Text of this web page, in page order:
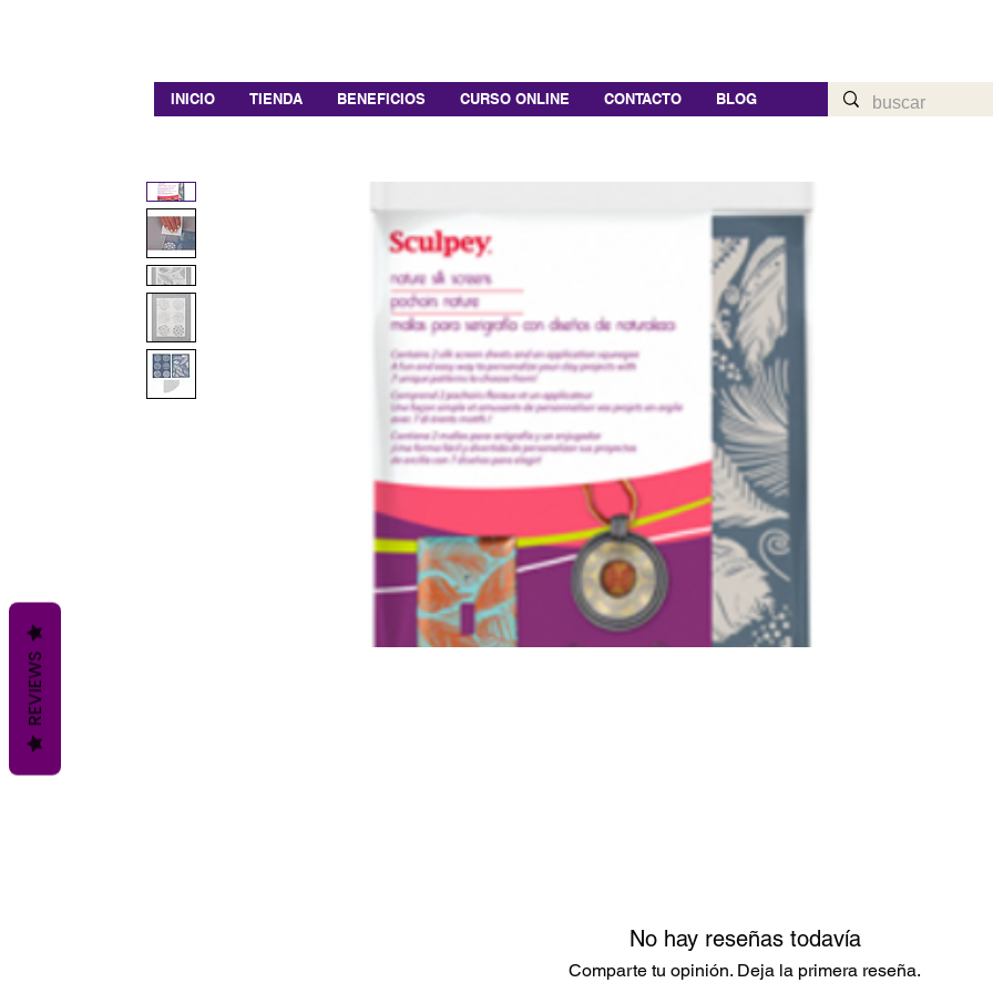
INICIO TIENDA BENEFICIOS CURSO ONLINE CONTACTO BLOG
No hay reseñas todavía
Comparte tu opinión. Deja la primera reseña.
REVIEWS